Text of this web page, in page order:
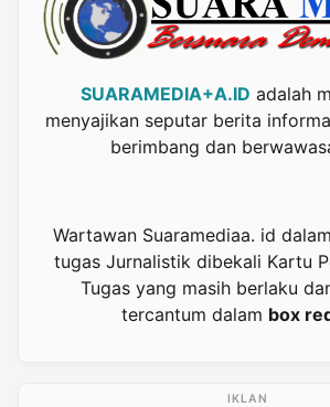
SUARAMEDIA+A.ID adalah
menyajikan seputar berita
berimbang dan
Wartawan Suaramediaa. id
tugas Jurnalistik dibekali Kartu
Tugas yang masih berlaku
tercantum dalam box